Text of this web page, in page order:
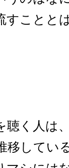
すことと
聴く人は
移してい